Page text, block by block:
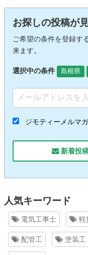
お探しの投稿が
ご希望の条件を登録す
来ます。
選択中の条件 島根県
ジモティーメルマ
新着投
人気キーワード
電気工事士 軽
配管工 塗装工